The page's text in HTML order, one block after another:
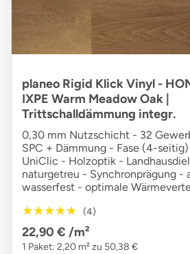
planeo Rigid Klick Vinyl -
IXPE Warm Meadow Oak |
Trittschalldämmung integr.
0,30 mm Nutzschicht - 32
SPC + Dämmung - Fase (4-
UniClic - Holzoptik -
naturgetreu - Synchronprägung -
wasserfest - optimale
★★★★★
★★★★★ (4)
22,90 € /m²
1 Paket: 2,20 m² zu 50,38 €